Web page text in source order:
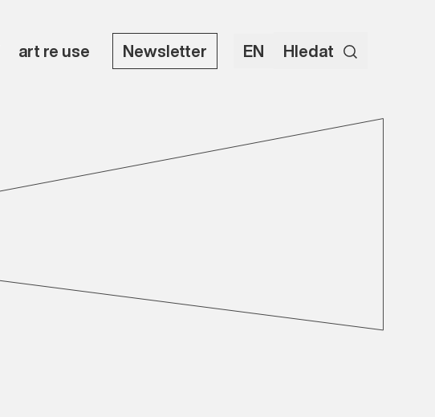
art re use Newsletter EN Hledat